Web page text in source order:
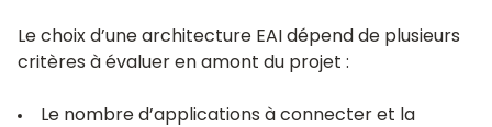
Le choix d’une architecture EAI dépend de plusieurs
critères à évaluer en amont du projet :
Le nombre d’applications à connecter et la